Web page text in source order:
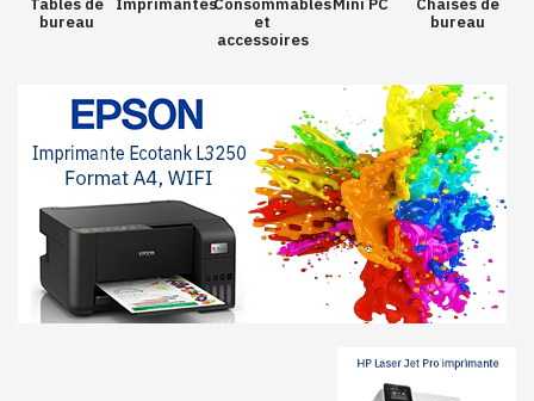
Tables de
bureau
ImprimantesConsommables
et
accessoires
Mini PC
Chaises de
bureau